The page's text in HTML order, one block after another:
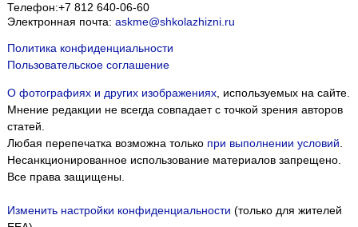
Телефон:+7 812 640-06-60
Электронная почта: askme@shkolazhizni.ru
Политика конфиденциальности
Пользовательское соглашение
О фотографиях и других изображениях, используемых на сайте.
Мнение редакции не всегда совпадает с точкой зрения авторов
статей.
Любая перепечатка возможна только при выполнении условий
Несанкционированное использование материалов запрещено.
Все права защищены.
Изменить настройки конфиденциальности (только для жителей